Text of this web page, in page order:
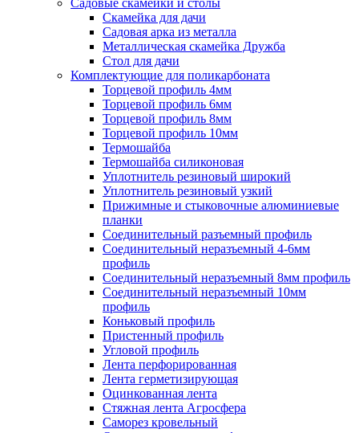
Скамейка для дачи
Садовая арка из металла
Металлическая скамейка Дружба
Стол для дачи
Комплектующие для поликарбоната
Торцевой профиль 4мм
Торцевой профиль 6мм
Торцевой профиль 8мм
Торцевой профиль 10мм
Термошайба
Термошайба силиконовая
Уплотнитель резиновый широкий
Уплотнитель резиновый узкий
Прижимные и стыковочные алюминиевые
планки
Соединительный разъемный профиль
Соединительный неразъемный 4-6мм
профиль
Соединительный неразъемный 8мм профиль
Соединительный неразъемный 10мм
профиль
Коньковый профиль
Пристенный профиль
Угловой профиль
Лента перфорированная
Лента герметизирующая
Оцинкованная лента
Стяжная лента Агросфера
Саморез кровельный